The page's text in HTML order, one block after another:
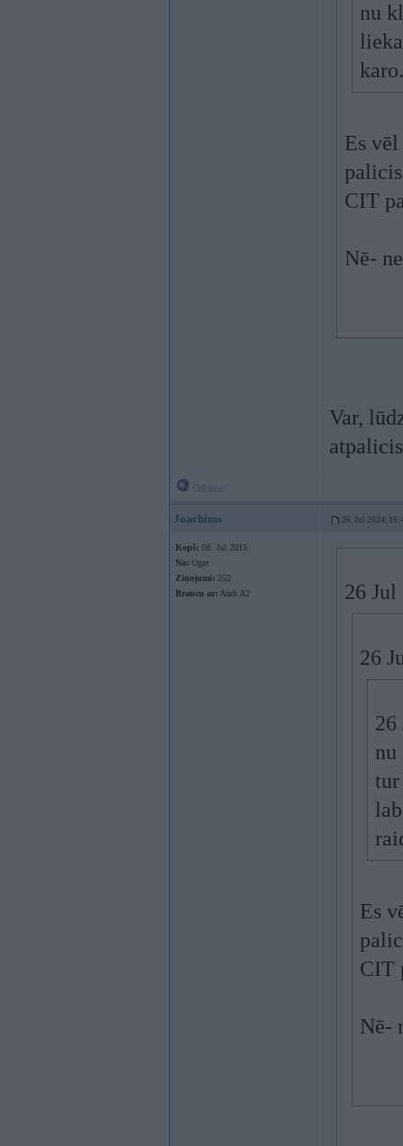
nu
Es
CIT
Nē-
Var,
Joachims 26. Jul 2024,
Kopš: 08. Jul 2015
No: Ogre
Ziņojumi: 252
Braucu ar: Audi A2 26
26
26
nu
tur
Es
CIT
Nē-